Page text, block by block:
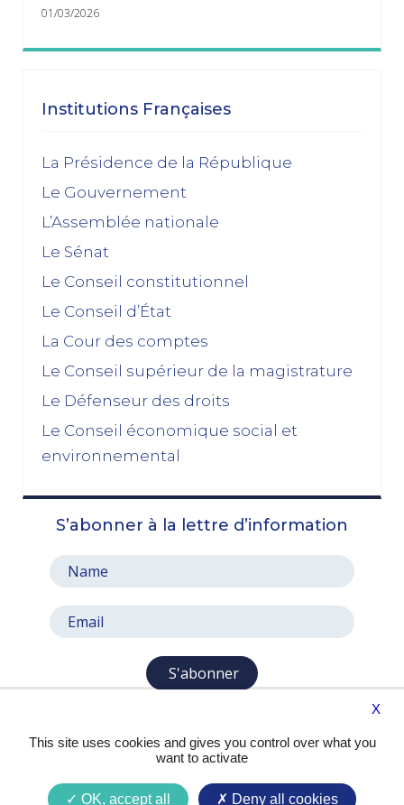
01/03/2026
janvier 2026
décembre 2025
02/12/2025
La dissolution s’éloigne
17/11/2025
Budget 2026 : « En ayant fait du renoncement au
les socialistes se sont en réalité piégés eux-
mêmes »
03/11/2025
Le prix à payer pour sauver la Ve République
13/10/2025
Le pari de l’abandon du 49, 3 : entre faiblesse et
résignation
06/10/2025
septembre 2025
29/09/2025
Privilégier l’intérêt national sur les intérêts
personnels
Institutions Françaises
La Présidence de la République
Le Gouvernement
L’Assemblée nationale
Le Sénat
Le Conseil constitutionnel
Le Conseil d’État
La Cour des comptes
Le Conseil supérieur de la magistrature
Le Défenseur des droits
Le Conseil économique social et
environnemental
S’abonner à la lettre d’information
S'abonner
X
This site uses cookies and gives you control over what you
want to activate
OK, accept all Deny all cookies